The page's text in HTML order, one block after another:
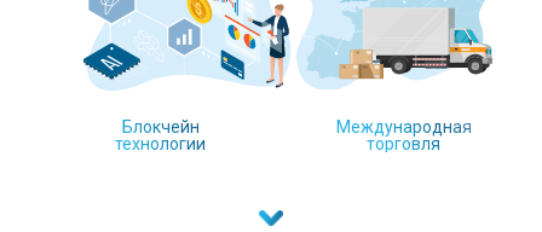
Блокчейн
технологии
Международная
торговля